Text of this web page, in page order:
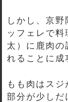
しかし、京
ッフェレで
太）に鹿肉の
れることに成
もも肉はス
部分が少しだ